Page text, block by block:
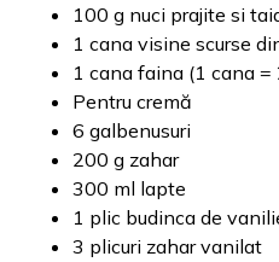
100 g nuci prajite si
1 cana visine scurse
1 cana faina (1 cana =
Pentru cremă
6 galbenusuri
200 g zahar
300 ml lapte
1 plic budinca de
3 plicuri zahar vanilat